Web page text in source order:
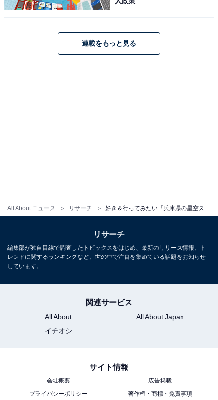
All About ニュース リサーチ
連載をもっと見る
リサーチ
編集部が独自目線で調査したトピックスをはじめ、最新のリリース情報、ト
レンドに関するランキングなど、世の中で注目を集めている話題をお知らせ
しています。
関連サービス
All About
All About Japan
イチオシ
サイト情報
会社概要
広告掲載
プライバシーポリシー
著作権・商標・免責事項